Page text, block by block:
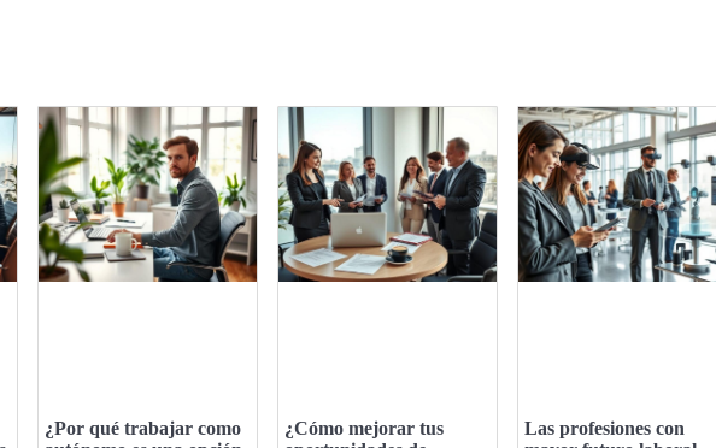
¿Por qué trabajar como
¿Cómo mejorar tus
Las profesiones con